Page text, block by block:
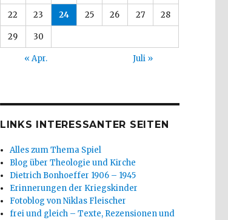
22 23 24 25 26 27 28
29 30
« Apr. Juli »
LINKS INTERESSANTER SEITEN
Alles zum Thema Spiel
Blog über Theologie und Kirche
Dietrich Bonhoeffer 1906 – 1945
Erinnerungen der Kriegskinder
Fotoblog von Niklas Fleischer
frei und gleich – Texte, Rezensionen und